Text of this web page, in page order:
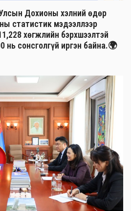
Дохионы хэлний өдөр
статистик мэдээллээр
хөгжлийн бэрхшээлтэй
нь сонсголгүй иргэн байна.🌍